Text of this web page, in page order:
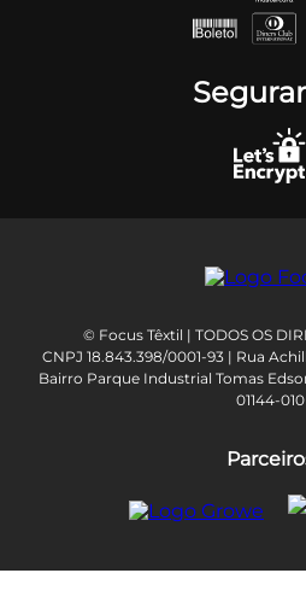
© Focus Têxtil | TODOS OS
CNPJ 18.843.398/0001-93 | Rua
Bairro Parque Industrial Tomas
01144-010